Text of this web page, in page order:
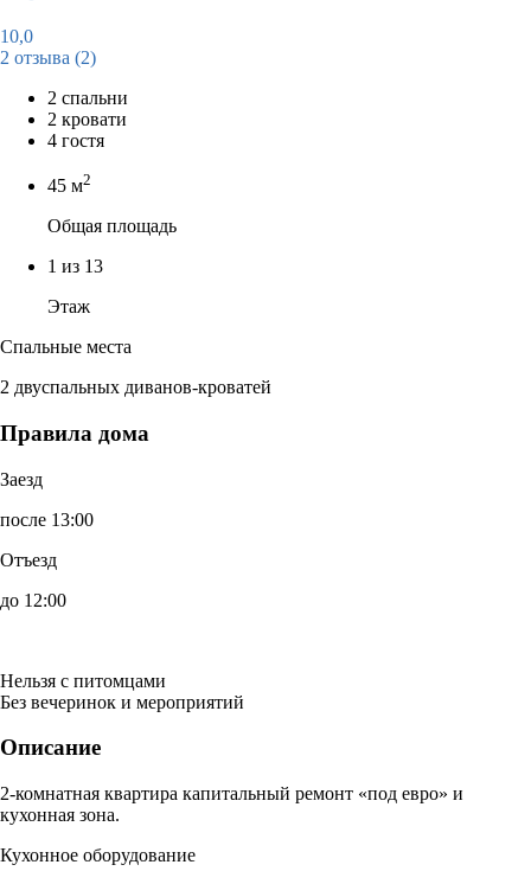
10,0
2 отзыва (2)
2 спальни
2 кровати
4 гостя
45 м2
Общая площадь
1 из 13
Этаж
Спальные места
2 двуспальных диванов-кроватей
Правила дома
Заезд
после 13:00
Отъезд
до 12:00
Нельзя с питомцами
Без вечеринок и мероприятий
Описание
2-комнатная квартира капитальный ремонт «под евро» и
кухонная зона.
Кухонное оборудование